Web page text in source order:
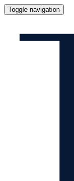
Toggle navigation